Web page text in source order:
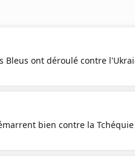
Bleus ont déroulé contre
bien contre la Tchéquie